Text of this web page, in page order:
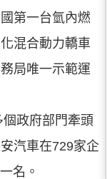
第一台氫內燃
混合動力轎車
局唯一示範運
政府部門牽頭
汽車在729家企
名。